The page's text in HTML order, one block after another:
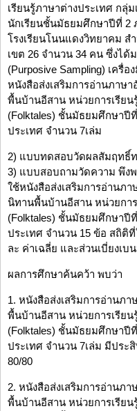
เรียนรู้ภาษาต่างประเทศ กลุ่
นักเรียนชั้นมัธยมศึกษาปีที่ 2
โรงเรียนโนนแดงวิทยาคม
เขต 26 จำนวน 34 คน ซึ่งได้
(Purposive Sampling) เครื่
หนังสือส่งเสริมการอ่านภาษ
พื้นบ้านอีสาน หน่วยการเรียนรู้
(Folktales) ชั้นมัธยมศึกษาปี
ประเทศ จำนวน 7เล่ม
2) แบบทดสอบวัดผลสัมฤทธิ์ท
3) แบบสอบถามวัดความ พึง
ใช้หนังสือส่งเสริมการอ่านภา
นิทานพื้นบ้านอีสาน หน่วยการ
(Folktales) ชั้นมัธยมศึกษาปี
ประเทศ จำนวน 15 ข้อ สถิติ
ละ ค่าเฉลี่ย และส่วนเบี่ยงเบ
ผลการศึกษาค้นคว้า พบว่า
1. หนังสือส่งเสริมการอ่านภ
พื้นบ้านอีสาน หน่วยการเรียนรู้
(Folktales) ชั้นมัธยมศึกษาปี
ประเทศ จำนวน 7เล่ม มีประ
80/80
2. หนังสือส่งเสริมการอ่านภ
พื้นบ้านอีสาน หน่วยการเรียนรู้